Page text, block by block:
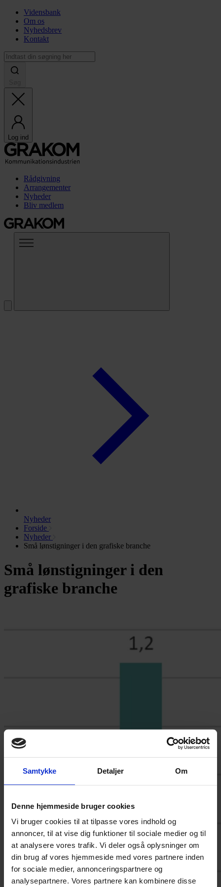
Samtykke Detaljer Om
Denne hjemmeside bruger cookies
Vi bruger cookies til at tilpasse vores indhold og
annoncer, til at vise dig funktioner til sociale medier og til
at analysere vores trafik. Vi deler også oplysninger om
din brug af vores hjemmeside med vores partnere inden
for sociale medier, annonceringspartnere og
analysepartnere. Vores partnere kan kombinere disse
Vidensbank
Om os
Nyhedsbrev
Kontakt
Log ind
Rådgivning
Arrangementer
Nyheder
Bliv medlem
Nyheder
Forside
Nyheder
Små lønstigninger i den grafiske branche
Små lønstigninger i den
grafiske branche